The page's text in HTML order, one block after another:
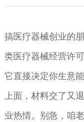
搞医疗器械创业的
类医疗器械经营许
它直接决定你生意
上面，材料交了又
业热情。别急，咱